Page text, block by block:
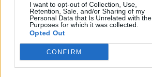
I want to opt-out of Collection, Use,
Retention, Sale, and/or Sharing of my
Personal Data that Is Unrelated with the
Purposes for which it was collected.
Opted Out
CONFIRM
PIÙ LETTI OGGI